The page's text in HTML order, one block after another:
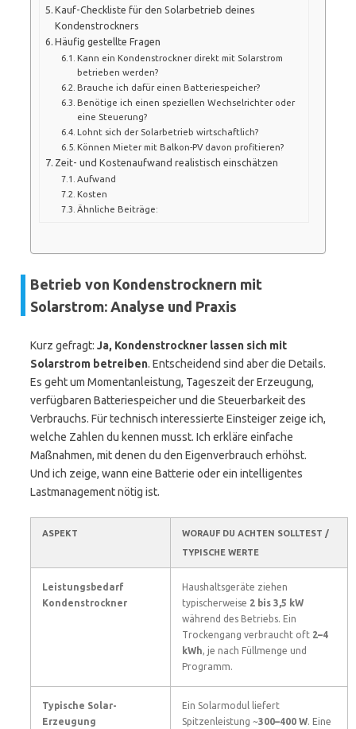
Kauf-Checkliste für den Solarbetrieb deines
Kondenstrockners
Häufig gestellte Fragen
Kann ein Kondenstrockner direkt mit Solarstrom
betrieben werden?
Brauche ich dafür einen Batteriespeicher?
Benötige ich einen speziellen Wechselrichter oder
eine Steuerung?
Lohnt sich der Solarbetrieb wirtschaftlich?
Können Mieter mit Balkon-PV davon profitieren?
Zeit- und Kostenaufwand realistisch einschätzen
Aufwand
Kosten
Ähnliche Beiträge:
Betrieb von Kondenstrocknern mit
Solarstrom: Analyse und Praxis
Kurz gefragt: Ja, Kondenstrockner lassen sich mit
Solarstrom betreiben. Entscheidend sind aber die Details.
Es geht um Momentanleistung, Tageszeit der Erzeugung,
verfügbaren Batteriespeicher und die Steuerbarkeit des
Verbrauchs. Für technisch interessierte Einsteiger zeige ich,
welche Zahlen du kennen musst. Ich erkläre einfache
Maßnahmen, mit denen du den Eigenverbrauch erhöhst.
Und ich zeige, wann eine Batterie oder ein intelligentes
Lastmanagement nötig ist.
ASPEKT
WORAUF DU ACHTEN SOLLTEST /
TYPISCHE WERTE
Leistungsbedarf
Kondenstrockner
Haushaltsgeräte ziehen
typischerweise 2 bis 3,5 kW
während des Betriebs. Ein
Trockengang verbraucht oft 2–4
kWh, je nach Füllmenge und
Programm.
Typische Solar-
Erzeugung
Ein Solarmodul liefert
Spitzenleistung ~300–400 W. Eine